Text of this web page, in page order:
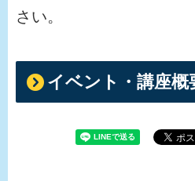
さい。
イベント・講座概